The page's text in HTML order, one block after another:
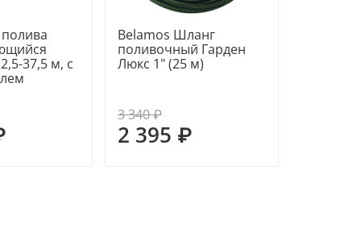
37,5 м, с
Belamos Шланг
поливочный Гарден
Люкс 1" (25 м)
3 340 ₽
2 395 ₽